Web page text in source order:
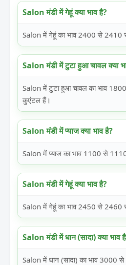
Salon मंडी में गेहूं क्या भाव है?
Salon में गेहूं का भाव 2400 से 2410
Salon मंडी में टुटा हुआ चावल क्या
Salon में टुटा हुआ चावल का भाव
कुएंटल हैं।
Salon मंडी में प्याज क्या भाव है?
Salon में प्याज का भाव 1100 से
Salon मंडी में गेहूं क्या भाव है?
Salon में गेहूं का भाव 2450 से 2460
Salon मंडी में धान (सादा) क्या भाव
Salon में धान (सादा) का भाव 3000